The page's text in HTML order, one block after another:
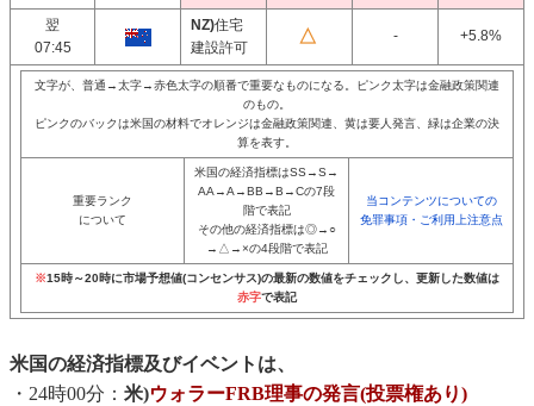
翌
07:45
NZ)住宅
建設許可
- +5.8%
文字が、普通→太字→赤色太字の順番で重要なものになる。ピンク太字は金融政策関連
のもの。
ピンクのバックは米国の材料でオレンジは金融政策関連、黄は要人発言、緑は企業の決
算を表す。
重要ランク
について
米国の経済指標はSS→S→
AA→A→BB→B→Cの7段
階で表記
その他の経済指標は◎→○
→△→×の4段階で表記
当コンテンツについての
免罪事項・ご利用上注意点
※15時～20時に市場予想値(コンセンサス)の最新の数値をチェックし、更新した数値は
赤字で表記
米国の経済指標及びイベントは、
・24時00分： 米)ウォラーFRB理事の発言(投票権あり)